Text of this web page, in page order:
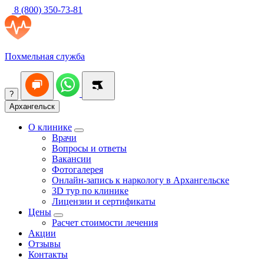
8 (800) 350-73-81
Похмельная служба
?
Архангельск
О клинике
Врачи
Вопросы и ответы
Вакансии
Фотогалерея
Онлайн-запись к наркологу в Архангельске
3D тур по клинике
Лицензии и сертификаты
Цены
Расчет стоимости лечения
Акции
Отзывы
Контакты